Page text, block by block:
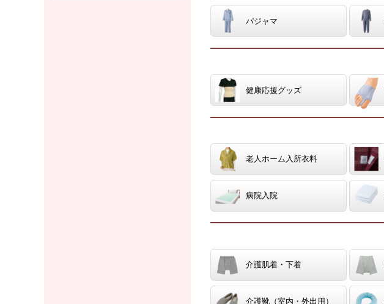
パジャマ
健康応援グッズ
老人ホーム入所衣料
病院入院
介護肌着・下着
介護靴（室内・外出用）